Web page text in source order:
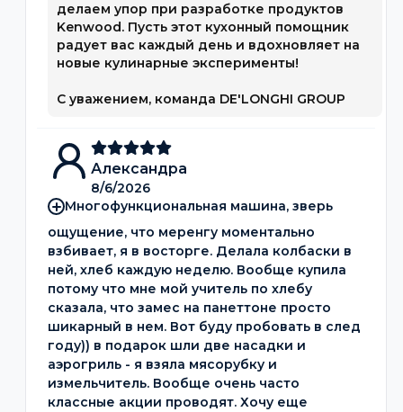
делаем упор при разработке продуктов
Kenwood. Пусть этот кухонный помощник
радует вас каждый день и вдохновляет на
новые кулинарные эксперименты!
С уважением, команда DE'LONGHI GROUP
Александра
8/6/2026
Многофункциональная машина, зверь
ощущение, что меренгу моментально
взбивает, я в восторге. Делала колбаски в
ней, хлеб каждую неделю. Вообще купила
потому что мне мой учитель по хлебу
сказала, что замес на панеттоне просто
шикарный в нем. Вот буду пробовать в след
году)) в подарок шли две насадки и
аэрогриль - я взяла мясорубку и
измельчитель. Вообще очень часто
классные акции проводят. Хочу еще